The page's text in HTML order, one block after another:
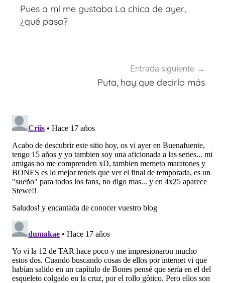
de
entradas
Pues a mí me gustaba La chica de ayer,
¿qué pasa?
Entrada siguiente
Puta, hay que decirlo más